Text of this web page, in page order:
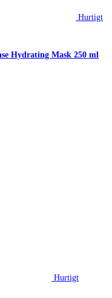
Hurtigt
Hydrating Mask 250 ml
Hurtigt